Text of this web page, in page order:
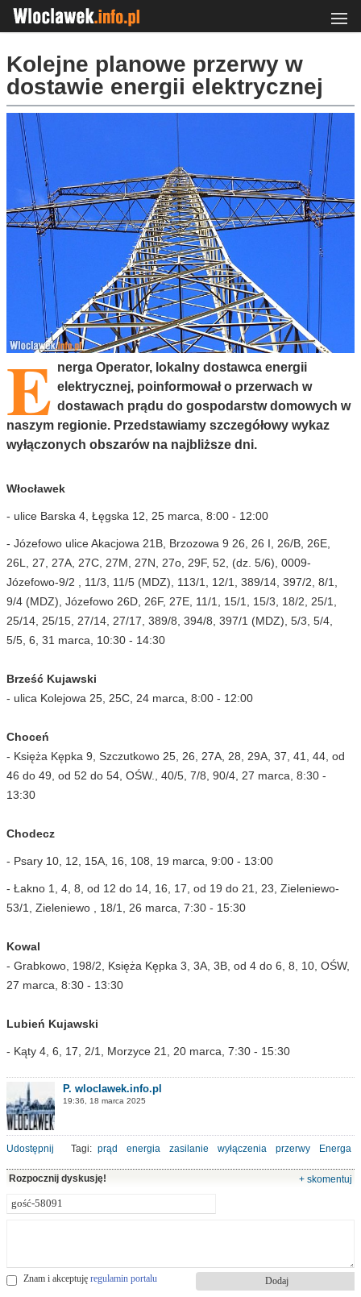
Kolejne planowe przerwy w
dostawie energii elektrycznej
E nerga Operator, lokalny dostawca energii
elektrycznej, poinformował o przerwach w
dostawach prądu do gospodarstw domowych w
naszym regionie. Przedstawiamy szczegółowy wykaz
wyłączonych obszarów na najbliższe dni.
Włocławek
- ulice Barska 4, Łęgska 12, 25 marca, 8:00 - 12:00
- Józefowo ulice Akacjowa 21B, Brzozowa 9 26, 26 I, 26/B, 26E,
26L, 27, 27A, 27C, 27M, 27N, 27o, 29F, 52, (dz. 5/6), 0009-
Józefowo-9/2 , 11/3, 11/5 (MDZ), 113/1, 12/1, 389/14, 397/2, 8/1,
9/4 (MDZ), Józefowo 26D, 26F, 27E, 11/1, 15/1, 15/3, 18/2, 25/1,
25/14, 25/15, 27/14, 27/17, 389/8, 394/8, 397/1 (MDZ), 5/3, 5/4,
5/5, 6, 31 marca, 10:30 - 14:30
Brześć Kujawski
- ulica Kolejowa 25, 25C, 24 marca, 8:00 - 12:00
Choceń
- Księża Kępka 9, Szczutkowo 25, 26, 27A, 28, 29A, 37, 41, 44, od
46 do 49, od 52 do 54, OŚW., 40/5, 7/8, 90/4, 27 marca, 8:30 -
13:30
Chodecz
- Psary 10, 12, 15A, 16, 108, 19 marca, 9:00 - 13:00
- Łakno 1, 4, 8, od 12 do 14, 16, 17, od 19 do 21, 23, Zieleniewo-
53/1, Zieleniewo , 18/1, 26 marca, 7:30 - 15:30
Kowal
- Grabkowo, 198/2, Księża Kępka 3, 3A, 3B, od 4 do 6, 8, 10, OŚW,
27 marca, 8:30 - 13:30
Lubień Kujawski
- Kąty 4, 6, 17, 2/1, Morzyce 21, 20 marca, 7:30 - 15:30
P. wloclawek.info.pl
19:36, 18 marca 2025
Udostępnij Tagi: prąd energia zasilanie wyłączenia przerwy Energa
Rozpocznij dyskusję! + skomentuj
Znam i akceptuję regulamin portalu